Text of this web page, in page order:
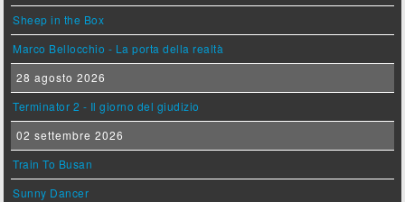
Sheep in the Box
Marco Bellocchio - La porta della realtà
28 agosto 2026
Terminator 2 - Il giorno del giudizio
02 settembre 2026
Train To Busan
Sunny Dancer